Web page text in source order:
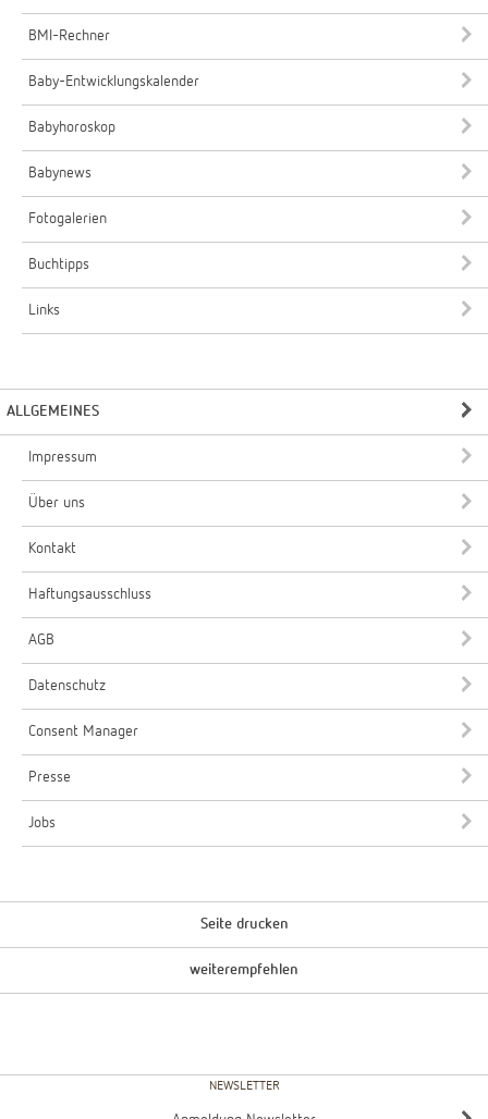
BMI-Rechner
Baby-Entwicklungskalender
Babyhoroskop
Babynews
Fotogalerien
Buchtipps
Links
ALLGEMEINES
Impressum
Über uns
Kontakt
Haftungsausschluss
AGB
Datenschutz
Consent Manager
Presse
Jobs
Seite drucken
weiterempfehlen
NEWSLETTER